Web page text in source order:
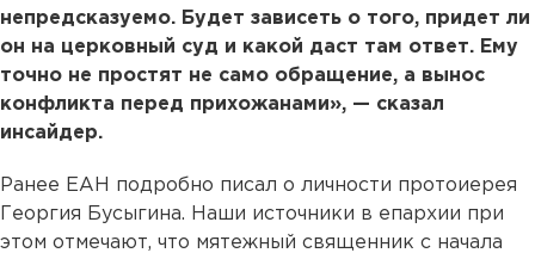
непредсказуемо. Будет зависеть о того, придет ли
он на церковный суд и какой даст там ответ. Ему
точно не простят не само обращение, а вынос
конфликта перед прихожанами», — сказал
инсайдер.
Ранее ЕАН подробно писал о личности протоиерея
Георгия Бусыгина. Наши источники в епархии при
этом отмечают, что мятежный священник с начала